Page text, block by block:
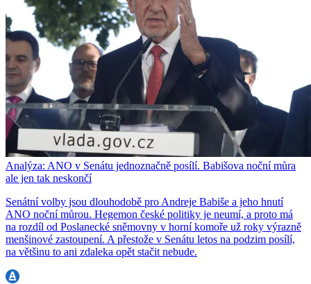
Analýza: ANO v Senátu jednoznačně posílí. Babišova noční můra
ale jen tak neskončí
Senátní volby jsou dlouhodobě pro Andreje Babiše a jeho hnutí
ANO noční můrou. Hegemon české politiky je neumí, a proto má
na rozdíl od Poslanecké sněmovny v horní komoře už roky výrazně
menšinové zastoupení. A přestože v Senátu letos na podzim posílí,
na většinu to ani zdaleka opět stačit nebude.